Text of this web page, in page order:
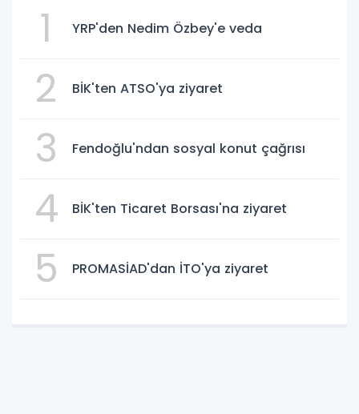
1 YRP'den Nedim Özbey'e veda
2 BİK'ten ATSO'ya ziyaret
3 Fendoğlu'ndan sosyal konut çağrısı
4 BİK'ten Ticaret Borsası'na ziyaret
5 PROMASİAD'dan İTO'ya ziyaret